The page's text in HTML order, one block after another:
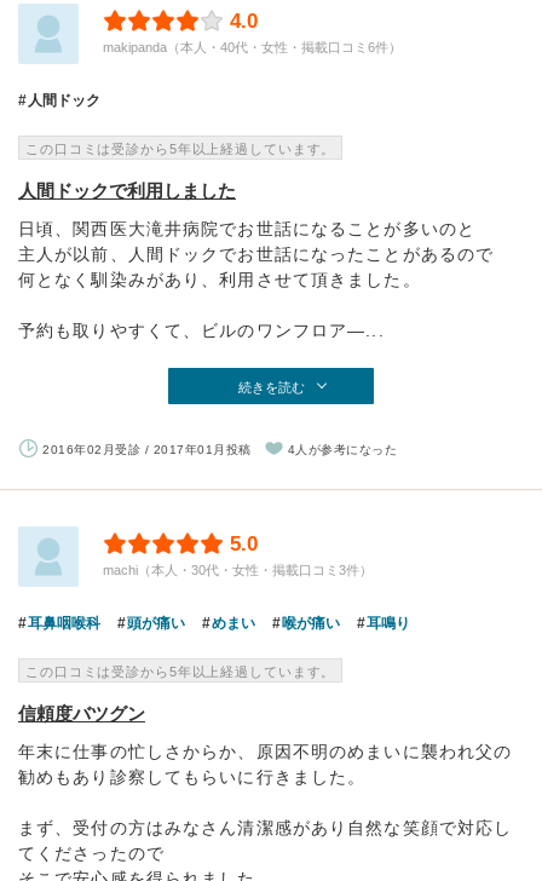
4.0
makipanda（本人・40代・女性・掲載口コミ6件）
人間ドック
この口コミは受診から5年以上経過しています。
人間ドックで利用しました
日頃、関西医大滝井病院でお世話になることが多いのと
主人が以前、人間ドックでお世話になったことがあるので
何となく馴染みがあり、利用させて頂きました。
予約も取りやすくて、ビルのワンフロア―...
続きを読む
2016年02月受診 / 2017年01月投稿 4人が参考になった
5.0
machi（本人・30代・女性・掲載口コミ3件）
耳鼻咽喉科 頭が痛い めまい 喉が痛い 耳鳴り
この口コミは受診から5年以上経過しています。
信頼度バツグン
年末に仕事の忙しさからか、原因不明のめまいに襲われ父の
勧めもあり診察してもらいに行きました。
まず、受付の方はみなさん清潔感があり自然な笑顔で対応し
てくださったので